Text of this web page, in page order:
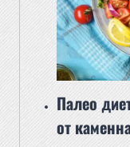
Палео
от